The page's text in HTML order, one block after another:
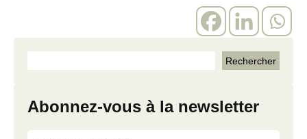
Abonnez-vous à la newsletter